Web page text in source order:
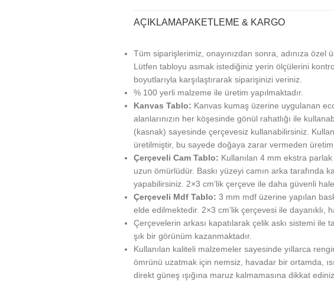
AÇIKLAMAPAKETLEME & KARGO
Tüm siparişlerimiz, onayınızdan sonra, adınıza özel
Lütfen tabloyu asmak istediğiniz yerin ölçülerini
boyutlarıyla karşılaştırarak siparişinizi veriniz.
% 100 yerli malzeme ile üretim yapılmaktadır.
Kanvas Tablo: Kanvas kumaş üzerine uygulanan
alanlarınızın her köşesinde gönül rahatlığı ile
(kasnak) sayesinde çerçevesiz kullanabilirsiniz.
üretilmiştir, bu sayede doğaya zarar vermeden üretim
Çerçeveli Cam Tablo: Kullanılan 4 mm ekstra
uzun ömürlüdür. Baskı yüzeyi camın arka tarafında
yapabilirsiniz. 2×3 cm’lik çerçeve ile daha güvenli
Çerçeveli Mdf Tablo: 3 mm mdf üzerine yapılan
elde edilmektedir. 2×3 cm’lik çerçevesi ile dayanıklı,
Çerçevelerin arkası kapatılarak çelik askı sistemi ile
şık bir görünüm kazanmaktadır.
Kullanılan kaliteli malzemeler sayesinde yıllarca
ömrünü uzatmak için nemsiz, havadar bir ortamda,
direkt güneş ışığına maruz kalmamasına dikkat ediniz.